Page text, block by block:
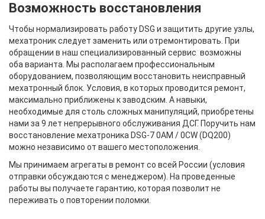
Возможность восстановления
Чтобы нормализировать работу DSG и защитить другие узлы,
мехатроник следует заменить или отремонтировать. При
обращении в наш специализированный сервис возможны
оба варианта. Мы располагаем профессиональным
оборудованием, позволяющим восстановить неисправный
мехатронный блок. Условия, в которых проводится ремонт,
максимально приближены к заводским. А навыки,
необходимые для столь сложных манипуляций, приобретены
нами за 9 лет непрерывного обслуживания ДСГ. Поручить нам
восстановление мехатроника DSG-7 0AM / 0CW (DQ200)
можно независимо от вашего местоположения.
Мы принимаем агрегаты в ремонт со всей России (условия
отправки обсуждаются с менеджером). На проведенные
работы вы получаете гарантию, которая позволит не
переживать о повторении поломки.